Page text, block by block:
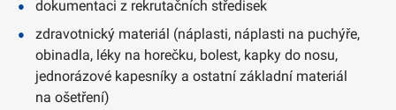
dokumentaci z rekrutačních středisek
zdravotnický materiál (náplasti, náplasti na puchýře,
obinadla, léky na horečku, bolest, kapky do nosu,
jednorázové kapesníky a ostatní základní materiál
na ošetření)